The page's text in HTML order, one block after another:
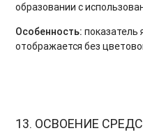
образовании с
Особенность: показатель
отображается без
13. ОСВОЕНИЕ